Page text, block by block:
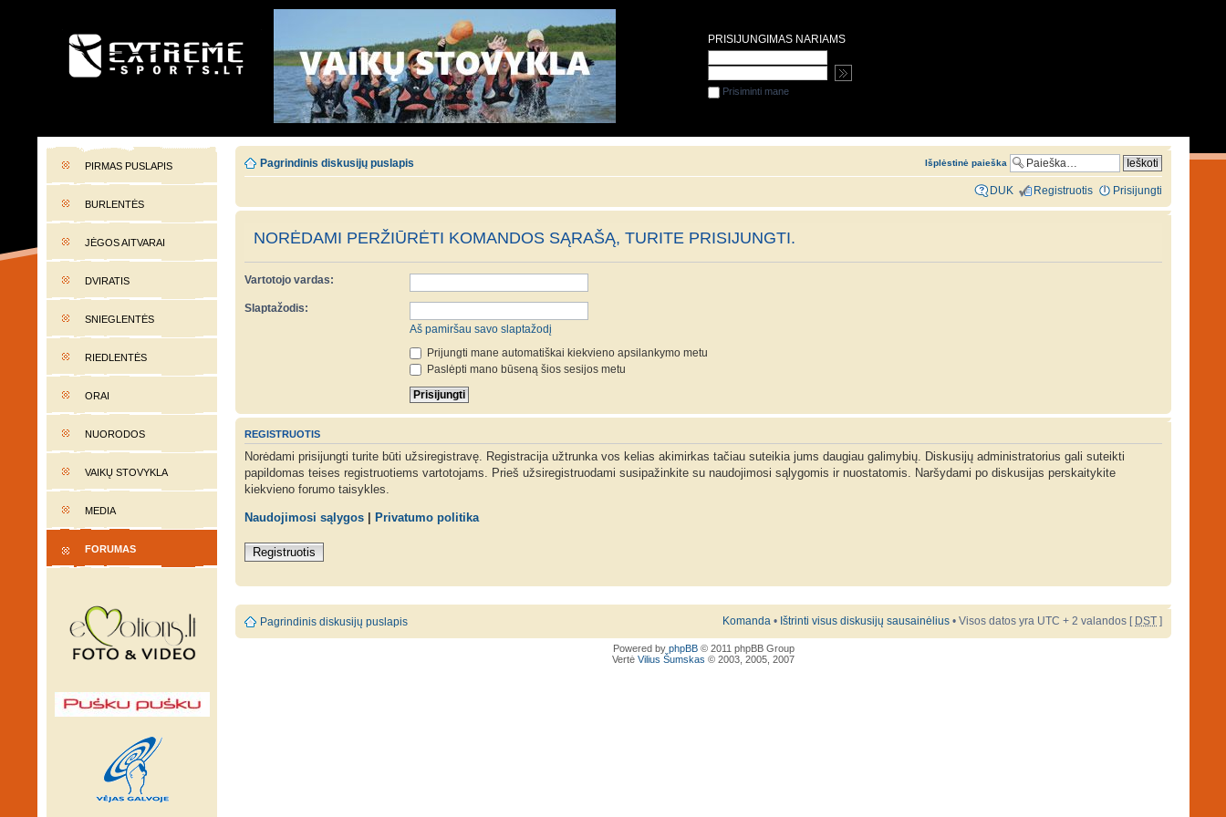
EXTREME-SPORTS.LT
PIRMAS PUSLAPIS
BURLENTĖS
JĖGOS AITVARAI
DVIRATIS
SNIEGLENTĖS
RIEDLENTĖS
ORAI
NUORODOS
VAIKŲ STOVYKLA
MEDIA
FORUMAS
Pagrindinis diskusijų puslapis Išplėstinė paieška
DUK Registruotis Prisijungti
NORĖDAMI PERŽIŪRĖTI KOMANDOS SĄRAŠĄ, TURITE PRISIJUNGTI.
Vartotojo vardas:
Slaptažodis:
Aš pamiršau savo slaptažodį
Prijungti mane automatiškai kiekvieno apsilankymo metu
Paslėpti mano būseną šios sesijos metu
REGISTRUOTIS
Norėdami prisijungti turite būti užsiregistravę. Registracija užtrunka vos kelias akimirkas tačiau suteikia jums daugiau galimybių. Diskusijų administratorius gali suteikti
papildomas teises registruotiems vartotojams. Prieš užsiregistruodami susipažinkite su naudojimosi sąlygomis ir nuostatomis. Naršydami po diskusijas perskaitykite
kiekvieno forumo taisykles.
Naudojimosi sąlygos Privatumo politika
Registruotis
Pagrindinis diskusijų puslapis Komanda • Ištrinti visus diskusijų sausainėlius • Visos datos yra UTC + 2 valandos [ DST ]
Powered by phpBB© 2011 phpBB Group
Vertė Vilius Šumskas © 2003, 2005, 2007
PRISIJUNGIMAS NARIAMS
Prisiminti mane